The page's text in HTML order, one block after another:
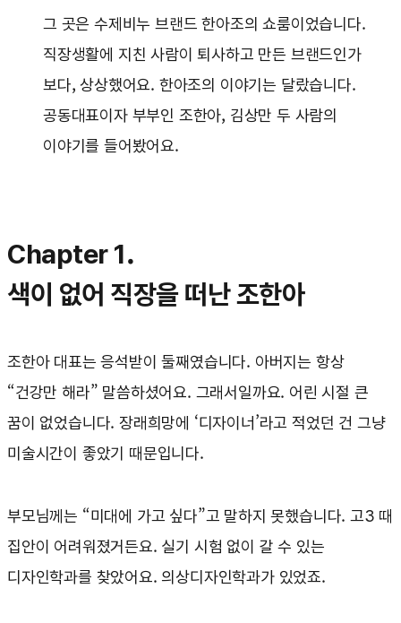
그 곳은 수제비누 브랜드 한아조의 쇼룸이었습니다.
직장생활에 지친 사람이 퇴사하고 만든 브랜드인가
보다, 상상했어요. 한아조의 이야기는 달랐습니다.
공동대표이자 부부인 조한아, 김상만 두 사람의
이야기를 들어봤어요.
Chapter 1.
색이 없어 직장을 떠난 조한아
조한아 대표는 응석받이 둘째였습니다. 아버지는 항상
“건강만 해라” 말씀하셨어요. 그래서일까요. 어린 시절 큰
꿈이 없었습니다. 장래희망에 ‘디자이너’라고 적었던 건 그냥
미술시간이 좋았기 때문입니다.
부모님께는 “미대에 가고 싶다”고 말하지 못했습니다. 고3 때
집안이 어려워졌거든요. 실기 시험 없이 갈 수 있는
디자인학과를 찾았어요. 의상디자인학과가 있었죠.